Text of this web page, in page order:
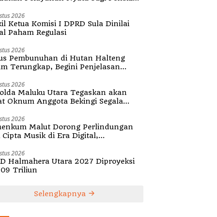
2026
Ketua Komisi I DPRD Sula Dinilai
Paham Regulasi
2026
Pembunuhan di Hutan Halteng
Terungkap, Begini Penjelasan
2026
Maluku Utara Tegaskan akan
Oknum Anggota Bekingi Segala
2026
Malut Dorong Perlindungan
Cipta Musik di Era Digital,
Royalti
2026
Halmahera Utara 2027 Diproyeksi
Triliun
Selengkapnya